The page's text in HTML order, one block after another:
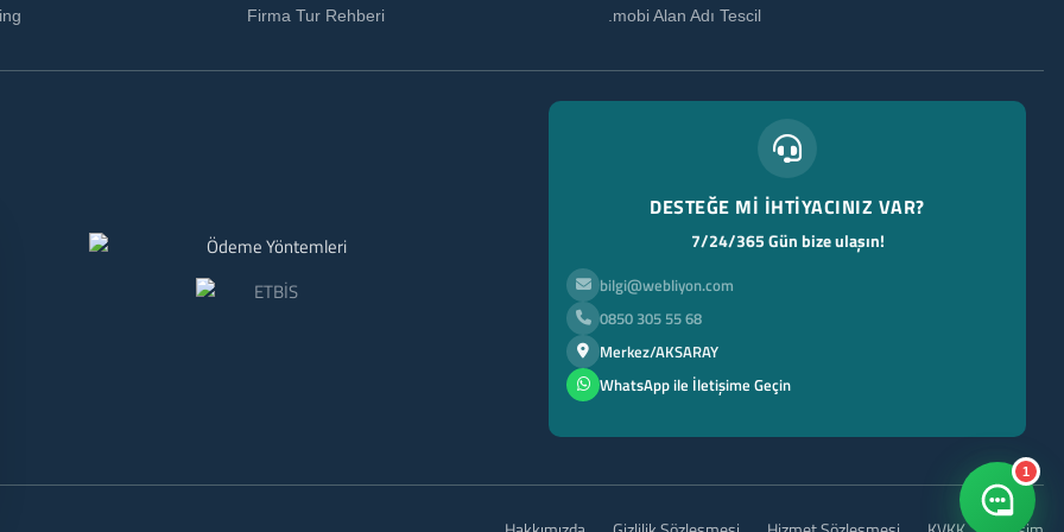
Firma Tur Rehberi
.mobi Alan Adı Tescil
DESTEĞE Mİ İHTİYACINIZ VAR?
7/24/365 Gün bize ulaşın!
bilgi@webliyon.com
0850 305 55 68
Merkez/AKSARAY
WhatsApp ile İletişime Geçin
1